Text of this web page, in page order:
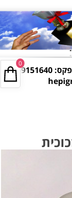
פקס: 08-9151640
0